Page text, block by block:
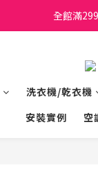
日立家電、國際牌 原
全館滿
洗衣機/乾衣機
安裝實例
空